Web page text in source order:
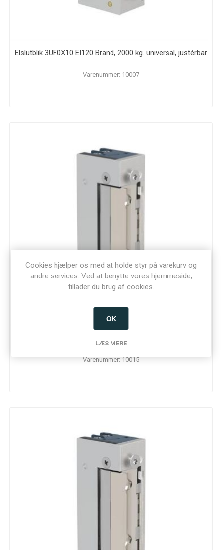
Elslutblik 3UF0X10 EI120 Brand, 2000 kg. universal, justérbar
Varenummer: 10007
Varenummer: 10015
Cookies hjælper os med at holde styr på varekurv og
andre services. Ved at benytte vores hjemmeside,
tillader du brug af cookies.
OK
LÆS MERE